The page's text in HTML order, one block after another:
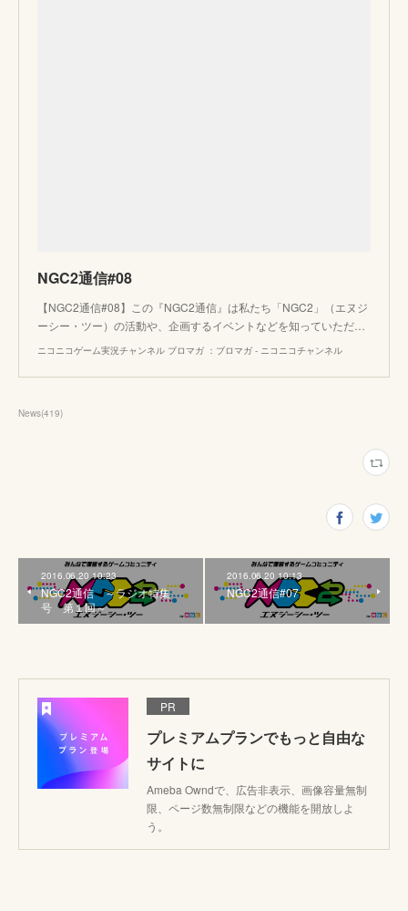
NGC2通信#08
【NGC2通信#08】この『NGC2通信』は私たち「NGC2」（エヌジ
ーシー・ツー）の活動や、企画するイベントなどを知っていただ…
ニコニコゲーム実況チャンネル ブロマガ ：ブロマガ - ニコニコチャンネル
News(419)
2016.06.20 10:23
NGC2通信 ～ラジオ特集
号 第１回～
2016.06.20 10:13
NGC2通信#07
PR
プレミアムプランでもっと自由な
サイトに
Ameba Owndで、広告非表示、画像容量無制
限、ページ数無制限などの機能を開放しよ
う。